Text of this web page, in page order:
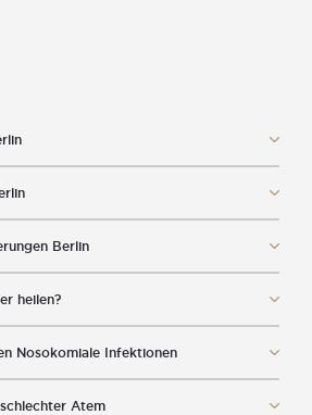
Berlin
heilen?
Nosokomiale Infektionen
Atem